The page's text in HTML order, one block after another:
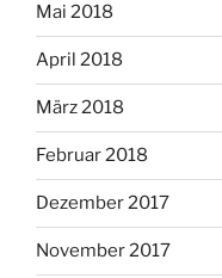
Mai 2018
April 2018
März 2018
Februar 2018
Dezember 2017
November 2017